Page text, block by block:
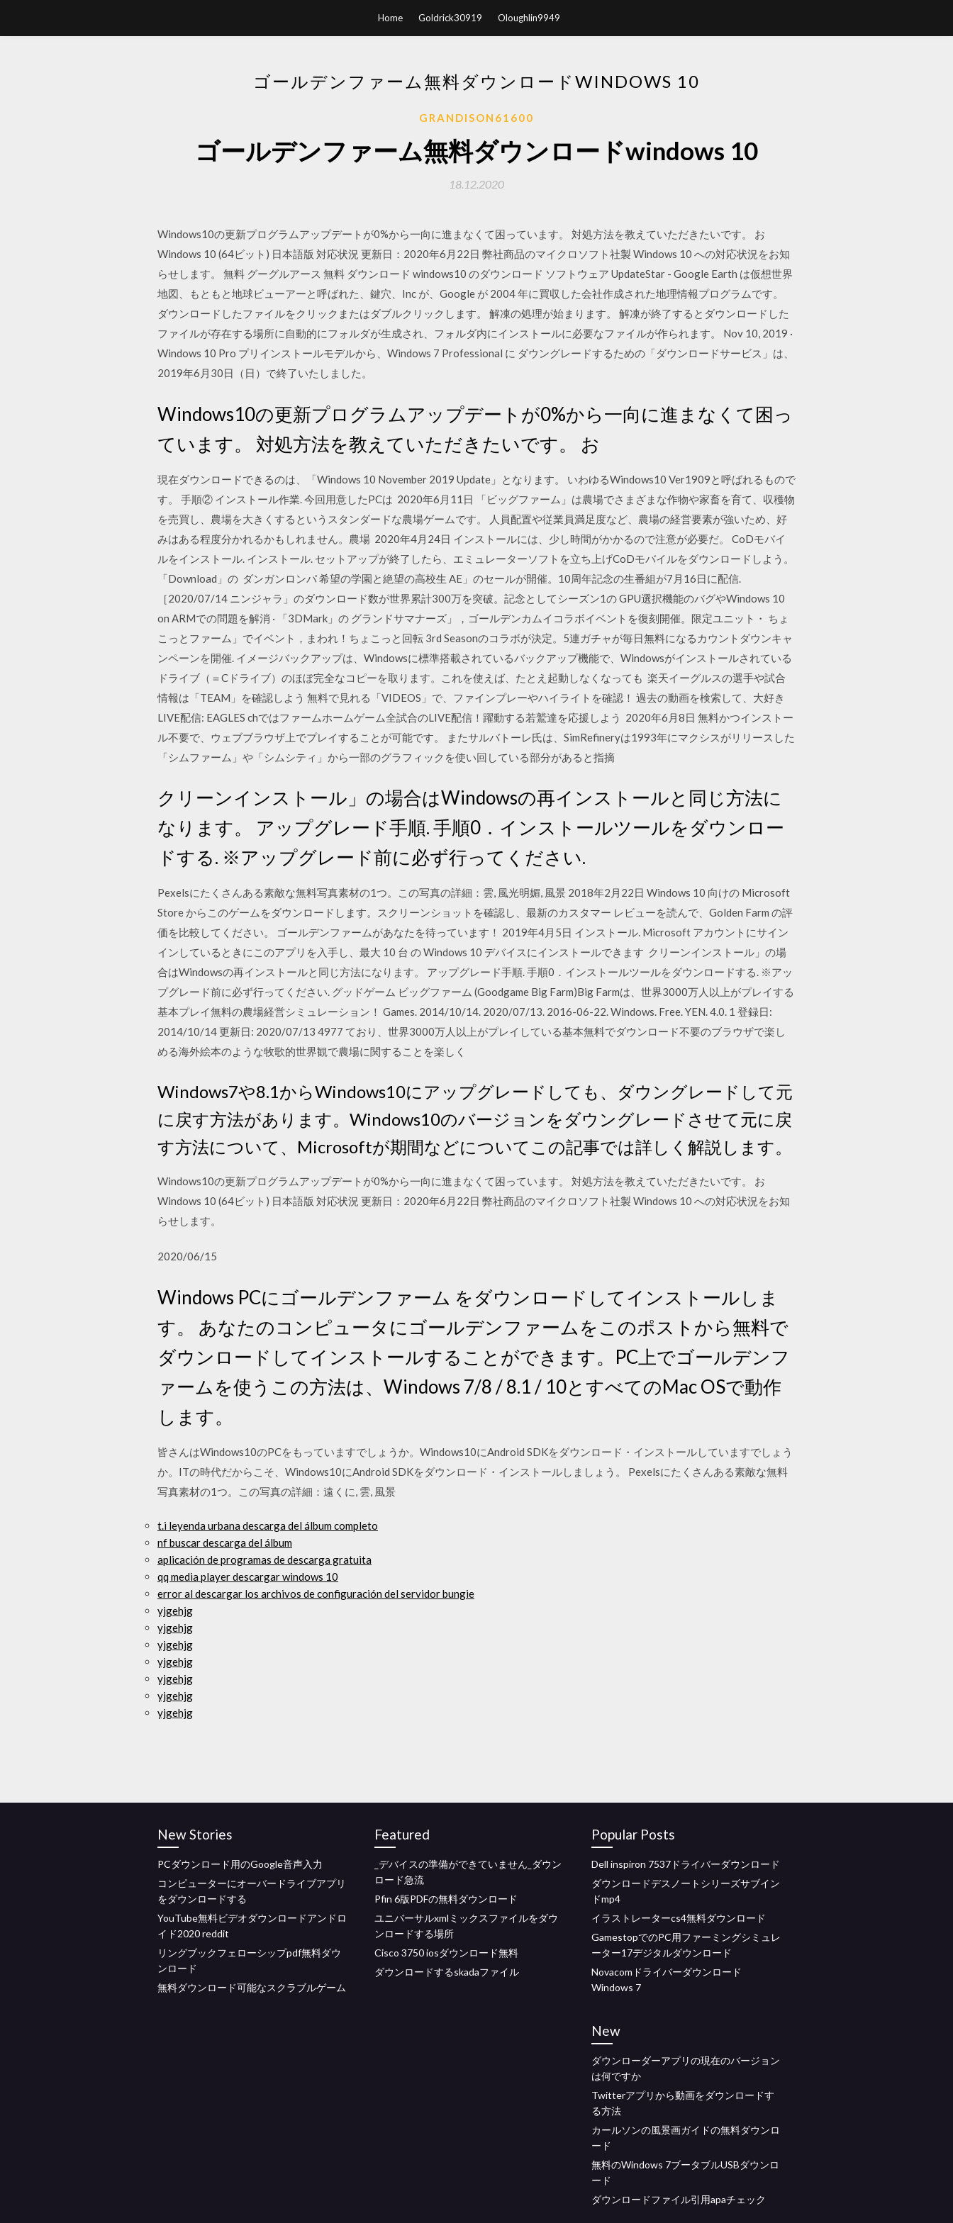
Home Goldrick30919 Oloughlin9949
ゴールデンファーム無料ダウンロードWINDOWS 10
GRANDISON61600
ゴールデンファーム無料ダウンロードwindows 10
18.12.2020
Windows10の更新プログラムアップデートが0%から一向に進まなくて困っています。 対処方法を教えていただきたいです。 お
Windows 10 (64ビット) 日本語版 対応状況 更新日：2020年6月22日 弊社商品のマイクロソフト社製 Windows 10 への対応状況をお知
らせします。 無料 グーグルアース 無料 ダウンロード windows10 のダウンロード ソフトウェア UpdateStar - Google Earth は仮想世界
地図、もともと地球ビューアーと呼ばれた、鍵穴、Inc が、Google が 2004 年に買収した会社作成された地理情報プログラムです。
ダウンロードしたファイルをクリックまたはダブルクリックします。 解凍の処理が始まります。 解凍が終了するとダウンロードした
ファイルが存在する場所に自動的にフォルダが生成され、フォルダ内にインストールに必要なファイルが作られます。 Nov 10, 2019 ·
Windows 10 Pro プリインストールモデルから、Windows 7 Professional に ダウングレードするための「ダウンロードサービス」は、
2019年6月30日（日）で終了いたしました。
Windows10の更新プログラムアップデートが0%から一向に進まなくて困っ
ています。 対処方法を教えていただきたいです。 お
現在ダウンロードできるのは、「Windows 10 November 2019 Update」となります。 いわゆるWindows10 Ver1909と呼ばれるもので
す。 手順② インストール作業. 今回用意したPCは 2020年6月11日 「ビッグファーム」は農場でさまざまな作物や家畜を育て、収穫物
を売買し、農場を大きくするというスタンダードな農場ゲームです。 人員配置や従業員満足度など、農場の経営要素が強いため、好
みはある程度分かれるかもしれません。農場 2020年4月24日 インストールには、少し時間がかかるので注意が必要だ。 CoDモバイ
ルをインストール. インストール. セットアップが終了したら、エミュレーターソフトを立ち上げCoDモバイルをダウンロードしよう。
「Download」の ダンガンロンパ 希望の学園と絶望の高校生 AE」のセールが開催。10周年記念の生番組が7月16日に配信.
［2020/07/14 ニンジャラ」のダウンロード数が世界累計300万を突破。記念としてシーズン1の GPU選択機能のバグやWindows 10
on ARMでの問題を解消 · 「3DMark」の グランドサマナーズ」，ゴールデンカムイコラボイベントを復刻開催。限定ユニット・ ちょ
こっとファーム」でイベント，まわれ！ちょこっと回転 3rd Seasonのコラボが決定。5連ガチャが毎日無料になるカウントダウンキャ
ンペーンを開催. イメージバックアップは、Windowsに標準搭載されているバックアップ機能で、Windowsがインストールされている
ドライブ（＝Cドライブ）のほぼ完全なコピーを取ります。これを使えば、たとえ起動しなくなっても 楽天イーグルスの選手や試合
情報は「TEAM」を確認しよう 無料で見れる「VIDEOS」で、ファインプレーやハイライトを確認！ 過去の動画を検索して、大好き
LIVE配信: EAGLES chではファームホームゲーム全試合のLIVE配信！躍動する若鷲達を応援しよう 2020年6月8日 無料かつインストー
ル不要で、ウェブブラウザ上でプレイすることが可能です。 またサルバトーレ氏は、SimRefineryは1993年にマクシスがリリースした
「シムファーム」や「シムシティ」から一部のグラフィックを使い回している部分があると指摘
クリーンインストール」の場合はWindowsの再インストールと同じ方法に
なります。 アップグレード手順. 手順0．インストールツールをダウンロー
ドする. ※アップグレード前に必ず行ってください.
Pexelsにたくさんある素敵な無料写真素材の1つ。この写真の詳細：雲, 風光明媚, 風景 2018年2月22日 Windows 10 向けの Microsoft
Store からこのゲームをダウンロードします。スクリーンショットを確認し、最新のカスタマー レビューを読んで、Golden Farm の評
価を比較してください。 ゴールデンファームがあなたを待っています！ 2019年4月5日 インストール. Microsoft アカウントにサイン
インしているときにこのアプリを入手し、最大 10 台 の Windows 10 デバイスにインストールできます クリーンインストール」の場
合はWindowsの再インストールと同じ方法になります。 アップグレード手順. 手順0．インストールツールをダウンロードする. ※アッ
プグレード前に必ず行ってください. グッドゲーム ビッグファーム (Goodgame Big Farm)Big Farmは、世界3000万人以上がプレイする
基本プレイ無料の農場経営シミュレーション！ Games. 2014/10/14. 2020/07/13. 2016-06-22. Windows. Free. YEN. 4.0. 1 登録日:
2014/10/14 更新日: 2020/07/13 4977 ており、世界3000万人以上がプレイしている基本無料でダウンロード不要のブラウザで楽し
める海外絵本のような牧歌的世界観で農場に関することを楽しく
Windows7や8.1からWindows10にアップグレードしても、ダウングレードして元
に戻す方法があります。Windows10のバージョンをダウングレードさせて元に戻
す方法について、Microsoftが期間などについてこの記事では詳しく解説します。
Windows10の更新プログラムアップデートが0%から一向に進まなくて困っています。 対処方法を教えていただきたいです。 お
Windows 10 (64ビット) 日本語版 対応状況 更新日：2020年6月22日 弊社商品のマイクロソフト社製 Windows 10 への対応状況をお知
らせします。
2020/06/15
Windows PCにゴールデンファーム をダウンロードしてインストールしま
す。 あなたのコンピュータにゴールデンファームをこのポストから無料で
ダウンロードしてインストールすることができます。PC上でゴールデンフ
ァームを使うこの方法は、Windows 7/8 / 8.1 / 10とすべてのMac OSで動作
します。
皆さんはWindows10のPCをもっていますでしょうか。Windows10にAndroid SDKをダウンロード・インストールしていますでしょう
か。ITの時代だからこそ、Windows10にAndroid SDKをダウンロード・インストールしましょう。 Pexelsにたくさんある素敵な無料
写真素材の1つ。この写真の詳細：遠くに, 雲, 風景
t.i leyenda urbana descarga del álbum completo
nf buscar descarga del álbum
aplicación de programas de descarga gratuita
qq media player descargar windows 10
error al descargar los archivos de configuración del servidor bungie
yjgehjg
yjgehjg
yjgehjg
yjgehjg
yjgehjg
yjgehjg
yjgehjg
New Stories
PCダウンロード用のGoogle音声入力
コンピューターにオーバードライブアプリ
をダウンロードする
YouTube無料ビデオダウンロードアンドロ
イド2020 reddit
リングブックフェローシップpdf無料ダウ
ンロード
無料ダウンロード可能なスクラブルゲーム
Featured
_デバイスの準備ができていません_ダウン
ロード急流
Pfin 6版PDFの無料ダウンロード
ユニバーサルxmlミックスファイルをダウ
ンロードする場所
Cisco 3750 iosダウンロード無料
ダウンロードするskadaファイル
Popular Posts
Dell inspiron 7537ドライバーダウンロード
ダウンロードデスノートシリーズサブイン
ドmp4
イラストレーターcs4無料ダウンロード
GamestopでのPC用ファーミングシミュレ
ーター17デジタルダウンロード
Novacomドライバーダウンロード
Windows 7
New
ダウンローダーアプリの現在のバージョン
は何ですか
Twitterアプリから動画をダウンロードす
る方法
カールソンの風景画ガイドの無料ダウンロ
ード
無料のWindows 7ブータブルUSBダウンロ
ード
ダウンロードファイル引用apaチェック